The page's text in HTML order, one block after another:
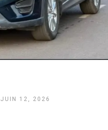
JUIN 12, 2026